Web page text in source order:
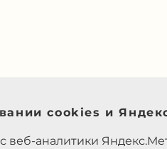
cookies и
веб-аналитики